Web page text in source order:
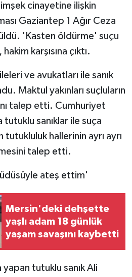
cinayetine ilişkin
Gaziantep 1 Ağır Ceza
'Kasten öldürme' suçu
karşısına çıktı.
ve avukatları ile sanık
Maktul yakınları suçluların
talep etti. Cumhuriyet
tutuklu sanıklar ile suça
tutukluluk hallerinin ayrı ayrı
talep etti.
ateş ettim'
Mersin'deki dehşette
yaşlı adam 18 günlük
yaşam savaşını kaybetti
tutuklu sanık Ali